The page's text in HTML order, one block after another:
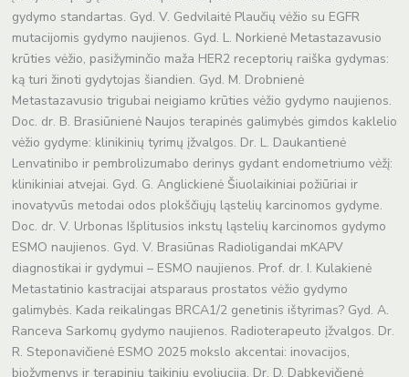
gydymo standartas. Gyd. V. Gedvilaitė Plaučių vėžio su EGFR
mutacijomis gydymo naujienos. Gyd. L. Norkienė Metastazavusio
krūties vėžio, pasižyminčio maža HER2 receptorių raiška gydymas:
ką turi žinoti gydytojas šiandien. Gyd. M. Drobnienė
Metastazavusio trigubai neigiamo krūties vėžio gydymo naujienos.
Doc. dr. B. Brasiūnienė Naujos terapinės galimybės gimdos kaklelio
vėžio gydyme: klinikinių tyrimų įžvalgos. Dr. L. Daukantienė
Lenvatinibo ir pembrolizumabo derinys gydant endometriumo vėžį:
klinikiniai atvejai. Gyd. G. Anglickienė Šiuolaikiniai požiūriai ir
inovatyvūs metodai odos plokščiųjų ląstelių karcinomos gydyme.
Doc. dr. V. Urbonas Išplitusios inkstų ląstelių karcinomos gydymo
ESMO naujienos. Gyd. V. Brasiūnas Radioligandai mKAPV
diagnostikai ir gydymui – ESMO naujienos. Prof. dr. I. Kulakienė
Metastatinio kastracijai atsparaus prostatos vėžio gydymo
galimybės. Kada reikalingas BRCA1/2 genetinis ištyrimas? Gyd. A.
Ranceva Sarkomų gydymo naujienos. Radioterapeuto įžvalgos. Dr.
R. Steponavičienė ESMO 2025 mokslo akcentai: inovacijos,
biožymenys ir terapinių taikinių evoliucija. Dr. D. Dabkevičienė